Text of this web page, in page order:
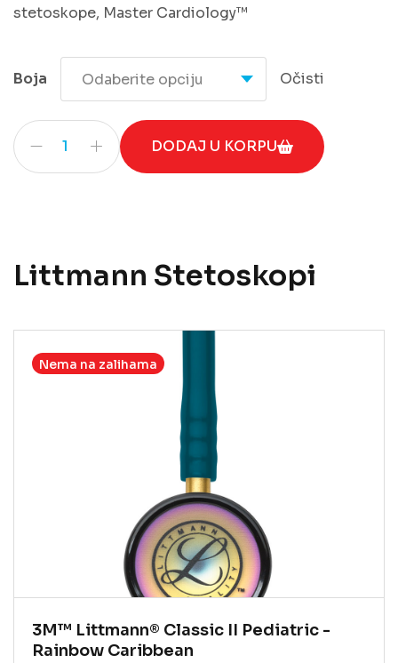
stetoskope, Master Cardiology™
Boja Očisti
3M™ Littmann® Master Cardiology™ - komplet
DODAJ U KORPU
Littmann Stetoskopi
Nema na zalihama
3M™ Littmann® Classic II Pediatric -
Rainbow Caribbean